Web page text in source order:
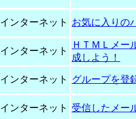
インターネット お気に入りの
インターネット
ＨＴＭＬメー
成しよう！
インターネット グループを登
インターネット 受信したメー